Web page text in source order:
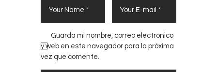
Guarda mi nombre, correo electrónico
y web en este navegador para la próxima
vez que comente.